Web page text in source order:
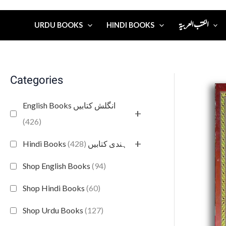
URDU BOOKS HINDI BOOKS الكتب العربية
Categories
English Books انگلش کتابیں
(426)
+
Hindi Books ہندی کتابیں (428) +
Shop English Books (94)
Shop Hindi Books (60)
Shop Urdu Books (127)